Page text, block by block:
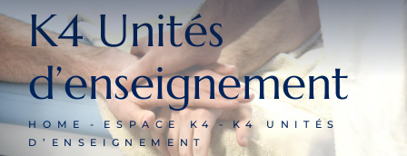
K4 Unités
d’enseignement
HOME ESPACE K4
K4 UNITÉS
D’ENSEIGNEMENT